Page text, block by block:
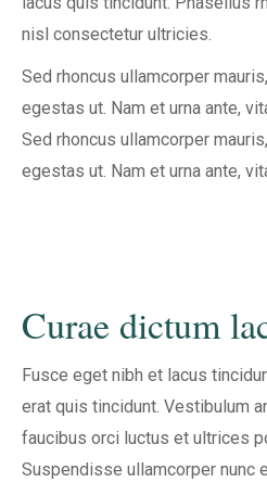
nisl consectetur ultricies.
Sed rhoncus ullamcorper
egestas ut. Nam et urna ante,
Sed rhoncus ullamcorper
egestas ut. Nam et urna ante,
Curae dictum
Fusce eget nibh et lacus
erat quis tincidunt. Vestibulum
faucibus orci luctus et ultrices
Suspendisse ullamcorper nunc